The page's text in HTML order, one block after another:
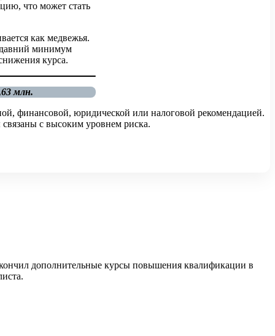
что может стать
как медвежья.
минимум
курса.
млн.
финансовой, юридической или налоговой рекомендацией.
с высоким уровнем риска.
дополнительные курсы повышения квалификации в